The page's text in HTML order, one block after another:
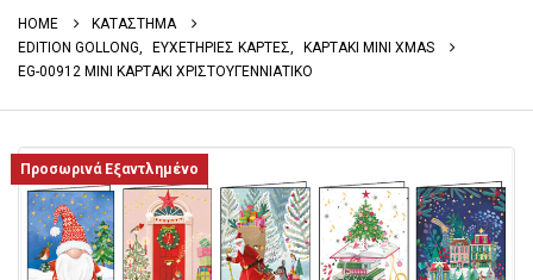
HOME
ΚΑΤΑΣΤΗΜΑ
EDITION GOLLONG
ΕΥΧΕΤΗΡΙΕΣ ΚΑΡΤΕΣ
ΚΑΡΤΑΚΙ ΜΙΝΙ XMAS
EG-00912 MINI ΚΑΡΤΑΚΙ ΧΡΙΣΤΟΥΓΕΝΝΙΑΤΙΚΟ
Προσωρινά Εξαντλημένο